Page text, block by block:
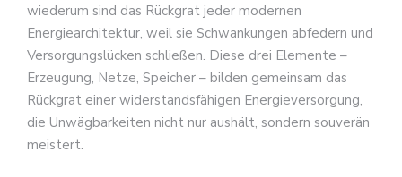
wiederum sind das Rückgrat jeder modernen
Energiearchitektur, weil sie Schwankungen abfedern und
Versorgungslücken schließen. Diese drei Elemente –
Erzeugung, Netze, Speicher – bilden gemeinsam das
Rückgrat einer widerstandsfähigen Energieversorgung,
die Unwägbarkeiten nicht nur aushält, sondern souverän
meistert.